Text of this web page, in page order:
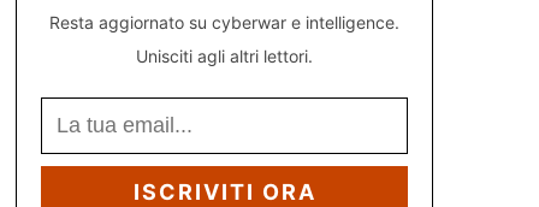
Resta aggiornato su cyberwar e intelligence.
Unisciti agli altri lettori.
ISCRIVITI ORA